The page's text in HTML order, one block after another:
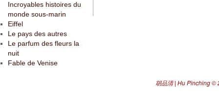
Incroyables histoires du
monde sous-marin
Eiffel
Le pays des autres
Le parfum des fleurs la
nuit
Fable de Venise
胡品清 | Hu Pinching©